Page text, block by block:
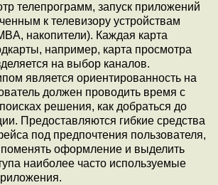
телепрограмм, запуск приложений
к телевизору устройствам
накопители). Каждая карта
например, карта просмотра
на выбор каналов.
является ориентированность на
должен проводить время с
решения, как добраться до
Предоставляются гибкие средства
под предпочтения пользователя,
оформление и выделить
наиболее часто используемые